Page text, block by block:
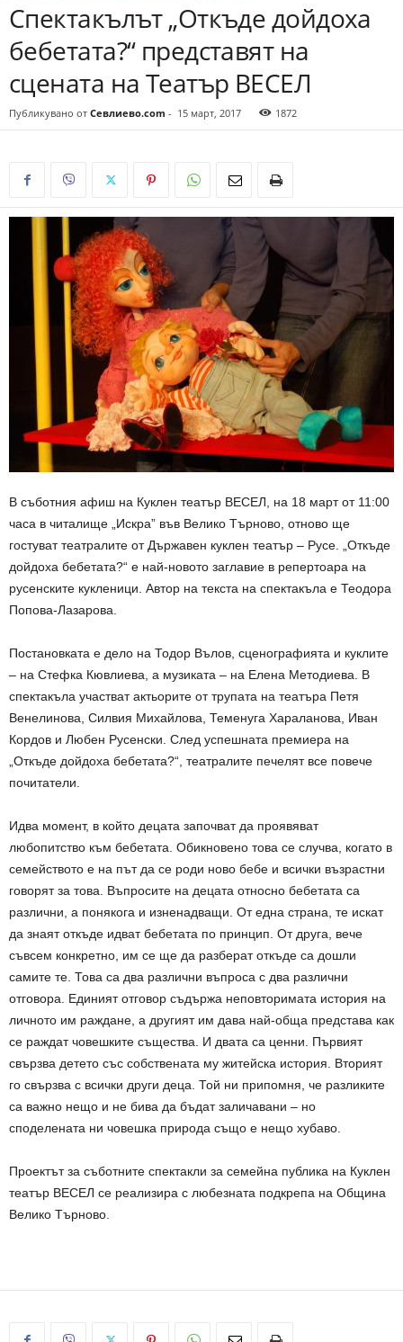
Спектакълът „Откъде дойдоха
бебетата?“ представят на
сцената на Театър ВЕСЕЛ
Публикувано от Севлиево.com - 15 март, 2017 1872
В съботния афиш на Куклен театър ВЕСЕЛ, на 18 март от 11:00
часа в читалище „Искра” във Велико Търново, отново ще
гостуват театралите от Държавен куклен театър – Русе. „Откъде
дойдоха бебетата?“ е най-новото заглавие в репертоара на
русенските кукленици. Автор на текста на спектакъла е Теодора
Попова-Лазарова.
Постановката е дело на Тодор Вълов, сценографията и куклите
– на Стефка Кювлиева, а музиката – на Елена Методиева. В
спектакъла участват актьорите от трупата на театъра Петя
Венелинова, Силвия Михайлова, Теменуга Хараланова, Иван
Кордов и Любен Русенски. След успешната премиера на
„Откъде дойдоха бебетата?“, театралите печелят все повече
почитатели.
Идва момент, в който децата започват да проявяват
любопитство към бебетата. Обикновено това се случва, когато в
семейството е на път да се роди ново бебе и всички възрастни
говорят за това. Въпросите на децата относно бебетата са
различни, а понякога и изненадващи. От една страна, те искат
да знаят откъде идват бебетата по принцип. От друга, вече
съвсем конкретно, им се ще да разберат откъде са дошли
самите те. Това са два различни въпроса с два различни
отговора. Единият отговор съдържа неповторимата история на
личното им раждане, а другият им дава най-обща представа как
се раждат човешките същества. И двата са ценни. Първият
свързва детето със собствената му житейска история. Вторият
го свързва с всички други деца. Той ни припомня, че разликите
са важно нещо и не бива да бъдат заличавани – но
споделената ни човешка природа също е нещо хубаво.
Проектът за съботните спектакли за семейна публика на Куклен
театър ВЕСЕЛ се реализира с любезната подкрепа на Община
Велико Търново.